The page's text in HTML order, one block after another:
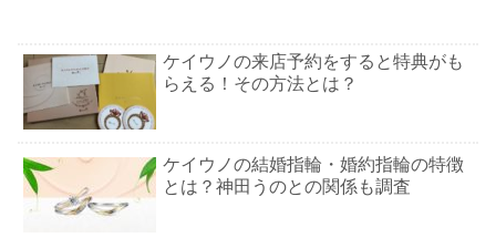
ケイウノの来店予約をすると特典がも
らえる！その方法とは？
ケイウノの結婚指輪・婚約指輪の特徴
とは？神田うのとの関係も調査